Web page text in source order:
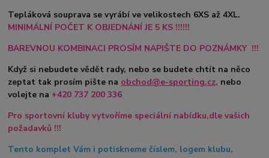
Tepláková souprava se vyrábí ve velikostech 6XS až 4XL.
MINIMÁLNÍ POČET K OBJEDNÁNÍ JE 5 KS !!!!!!
BAREVNOU KOMBINACI PROSÍM NAPIŠTE DO POZNÁMKY !!!
Když si nebudete vědět rady, nebo se budete chtít na něco
zeptat tak prosím pište na obchod@e-sporting.cz, nebo
volejte na +420 737 200 336
Pro sportovní kluby vytvoříme speciální nabídku,dle vašich
požadavků !!!
Tento komplet Vám i potiskneme číslem, logem klubu,